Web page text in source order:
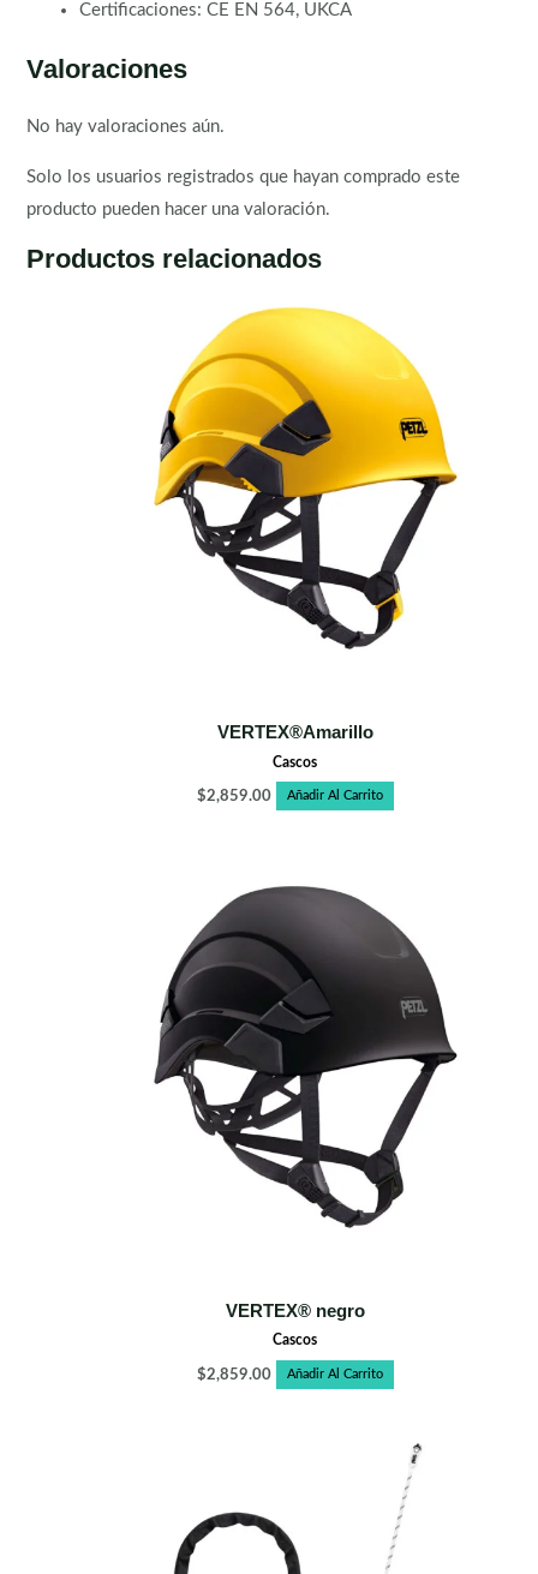
Certificaciones: CE EN 564, UKCA
Valoraciones
No hay valoraciones aún.
Solo los usuarios registrados que hayan comprado este
producto pueden hacer una valoración.
Productos relacionados
VERTEX®Amarillo
Cascos
$2,859.00 Añadir Al Carrito
VERTEX® negro
Cascos
$2,859.00 Añadir Al Carrito